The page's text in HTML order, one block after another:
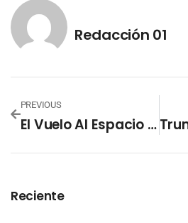
Redacción 01
PREVIOUS
El Vuelo Al Espacio De Katy Perry Habría Dinamitado Su Relación Con Orlando Bloom
Reciente